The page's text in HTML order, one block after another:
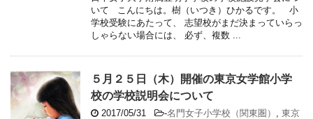
いて こんにちは。樹（いつき）ひかるです。 小
学校受験にあたって、 志望校がまだ決まっていらっ
しゃらない場合には、 必ず、複数 ...
５月２５日（木）開催の東京女学館小学
校の学校説明会について
2017/05/31 -名門女子小学校（関東圏）
東京